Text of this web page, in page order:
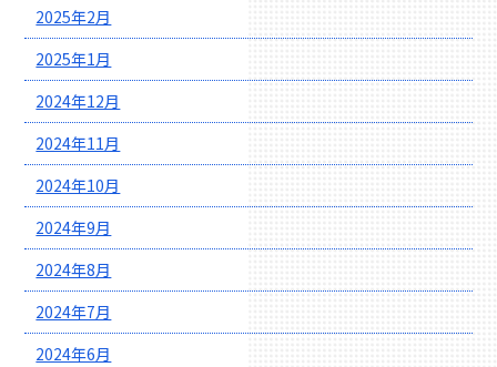
2025年2月
2025年1月
2024年12月
2024年11月
2024年10月
2024年9月
2024年8月
2024年7月
2024年6月